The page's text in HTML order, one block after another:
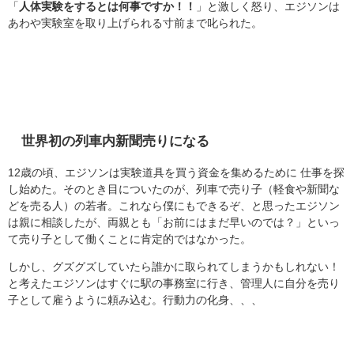
「 人体実験をするとは何事ですか！！
」と激しく怒り、エジソンは
あわや実験室を取り上げられる寸前まで叱られた。
世界初の列車内新聞売りになる
12歳の頃、エジソンは実験道具を買う資金を集めるために 仕事を探
し始めた。そのとき目についたのが、列車で売り子（軽食や新聞な
どを売る人）の若者。これなら僕にもできるぞ、と思ったエジソン
は親に相談したが、両親とも「お前にはまだ早いのでは？」といっ
て売り子として働くことに肯定的ではなかった。
しかし、グズグズしていたら誰かに取られてしまうかもしれない！
と考えたエジソンはすぐに駅の事務室に行き、管理人に自分を売り
子として雇うように頼み込む。行動力の化身、、、